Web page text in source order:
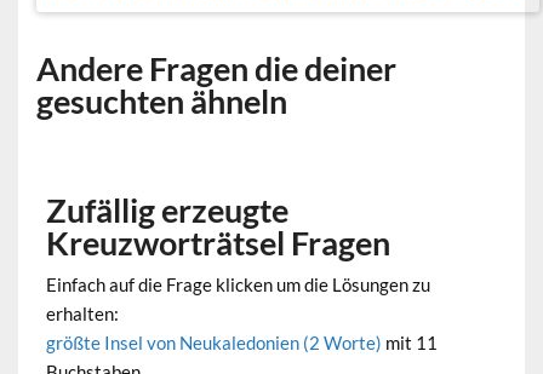
Andere Fragen die deiner
gesuchten ähneln
Zufällig erzeugte
Kreuzworträtsel Fragen
Einfach auf die Frage klicken um die Lösungen zu
erhalten:
größte Insel von Neukaledonien (2 Worte) mit 11